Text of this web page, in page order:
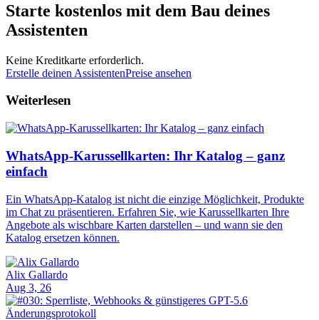
Starte kostenlos mit dem Bau deines
Assistenten
Keine Kreditkarte erforderlich.
Erstelle deinen AssistentenPreise ansehen
Weiterlesen
WhatsApp-Karussellkarten: Ihr Katalog – ganz
einfach
Ein WhatsApp-Katalog ist nicht die einzige Möglichkeit, Produkte
im Chat zu präsentieren. Erfahren Sie, wie Karussellkarten Ihre
Angebote als wischbare Karten darstellen – und wann sie den
Katalog ersetzen können.
Alix Gallardo
Aug 3, 26
Änderungsprotokoll